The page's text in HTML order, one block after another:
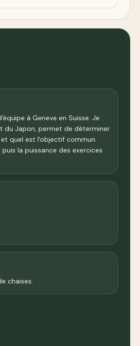
à Geneve en Suisse. Je
du Japon, permet de déterminer
quel est l'objectif commun.
la puissance des exercices
chaises.